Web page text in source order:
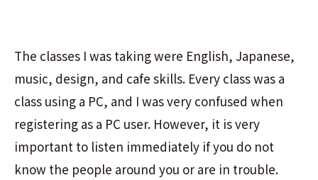
The classes I was taking were English, Japanese,
music, design, and cafe skills. Every class was a
class using a PC, and I was very confused when
registering as a PC user. However, it is very
important to listen immediately if you do not
know the people around you or are in trouble.